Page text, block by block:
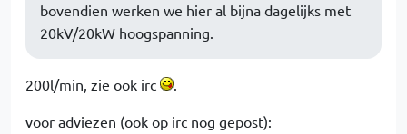
bovendien werken we hier al bijna dagelijks met
20kV/20kW hoogspanning.
200l/min, zie ook irc .
voor adviezen (ook op irc nog gepost):